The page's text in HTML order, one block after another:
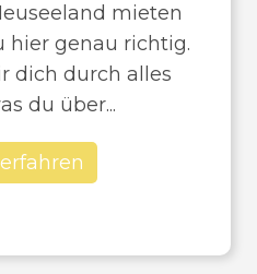
mieten
hier genau richtig.
dich durch alles
du über...